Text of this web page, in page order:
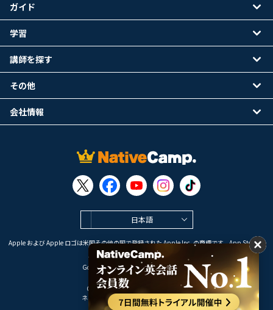
日本語
Apple および Apple ロゴは米国その他の国で登録された Apple Inc. の商標です。App Store は
Apple Inc. のサービスマークです。
Google Play は Google LLC の商標です。
Copyright © 2026 オンライン英会話
ネイティブキャンプ All Rights Reserved.
ガイド
学習
講師を探す
その他
会社情報